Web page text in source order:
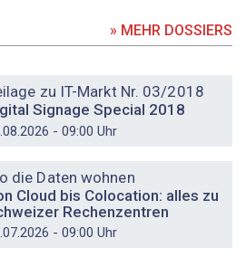
» MEHR DOSSIERS
zu IT-Markt Nr. 03/2018
Signage Special 2018
- 09:00 Uhr
die Daten wohnen
Cloud bis Colocation: alles zu
Rechenzentren
- 09:00 Uhr